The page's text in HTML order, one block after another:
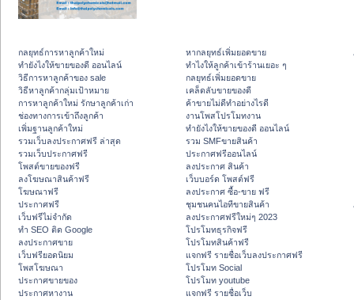
กลยุทธ์การหาลูกค้าใหม่
ทํายังไงให้ขายของดี ออนไลน์
วิธีการหาลูกค้าของ sale
วิธีหาลูกค้ากลุ่มเป้าหมาย
การหาลูกค้าใหม่ รักษาลูกค้าเก่า
ช่องทางการเข้าถึงลูกค้า
เพิ่มฐานลูกค้าใหม่
รวมเว็บลงประกาศฟรี ล่าสุด
รวมเว็บประกาศฟรี
โพสต์ขายของฟรี
ลงโฆษณาสินค้าฟรี
โฆษณาฟรี
ประกาศฟรี
เว็บฟรีไม่จำกัด
ทำ SEO ติด Google
ลงประกาศขาย
เว็บฟรียอดนิยม
โพสโฆษณา
ประกาศขายของ
ประกาศหางาน
หากลยุทธ์เพิ่มยอดขาย
ทําไงให้ลูกค้าเข้าร้านเยอะ ๆ
กลยุทธ์เพิ่มยอดขาย
เคล็ดลับขายของดี
ค้าขายไม่ดีทำอย่างไรดี
งานโพสโปรโมทงาน
ทํายังไงให้ขายของดี ออนไลน์
รวม SMFขายสินค้า
ประกาศฟรีออนไลน์
ลงประกาศ สินค้า
เว็บบอร์ด โพสต์ฟรี
ลงประกาศ ซื้อ-ขาย ฟรี
ชุมชนคนไอทีขายสินค้า
ลงประกาศฟรีใหม่ๆ 2023
โปรโมทธุรกิจฟรี
โปรโมทสินค้าฟรี
แจกฟรี รายชื่อเว็บลงประกาศฟรี
โปรโมท Social
โปรโมท youtube
แจกฟรี รายชื่อเว็บ